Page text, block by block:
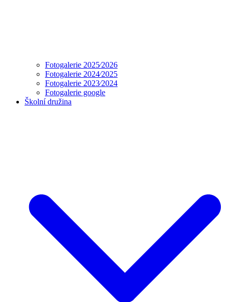
Fotogalerie 2025⁄2026
Fotogalerie 2024⁄2025
Fotogalerie 2023⁄2024
Fotogalerie google
Školní družina